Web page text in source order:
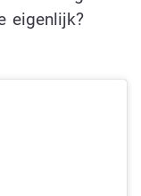
eigenlijk?